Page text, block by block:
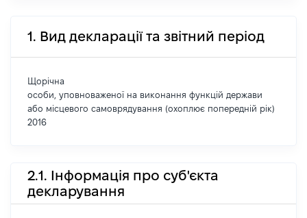
1. Вид декларації та звітний період
Щорічна
особи, уповноваженої на виконання функцій держави
або місцевого самоврядування (охоплює попередній рік)
2016
2.1. Інформація про суб'єкта
декларування